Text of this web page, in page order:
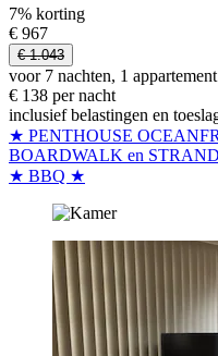
7% korting
€ 967
€ 1.043
voor 7 nachten, 1 appartement
€ 138 per nacht
inclusief belastingen en
★ PENTHOUSE
BOARDWALK en
★ BBQ ★